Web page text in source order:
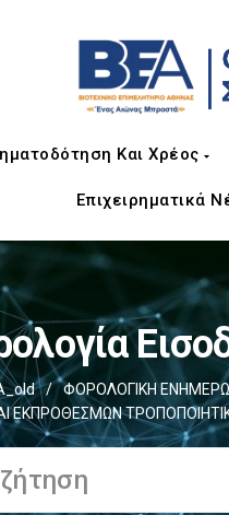
Και Χρέος
Επιχειρηματικά
/ ΦΟΡΟΛΟΓΙΚΗ
ΕΚΠΡΟΘΕΣΜΩΝ